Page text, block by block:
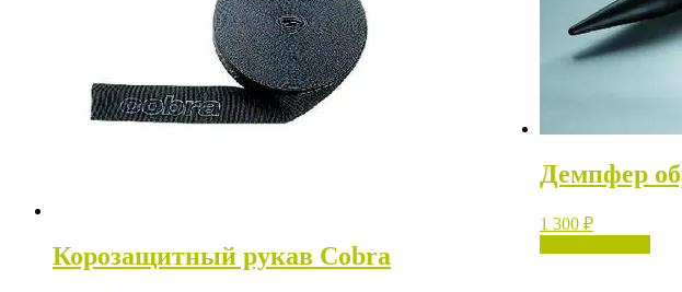
Корозащитный рукав Cobra
Демпфер
1 300 ₽